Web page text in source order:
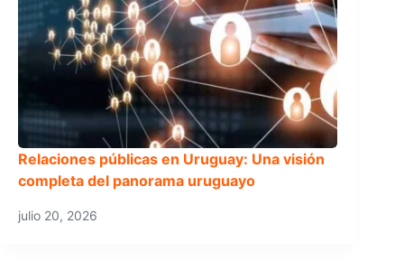
Relaciones públicas en Uruguay: Una visión
completa del panorama uruguayo
julio 20, 2026